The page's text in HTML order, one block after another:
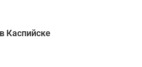
Каспийске